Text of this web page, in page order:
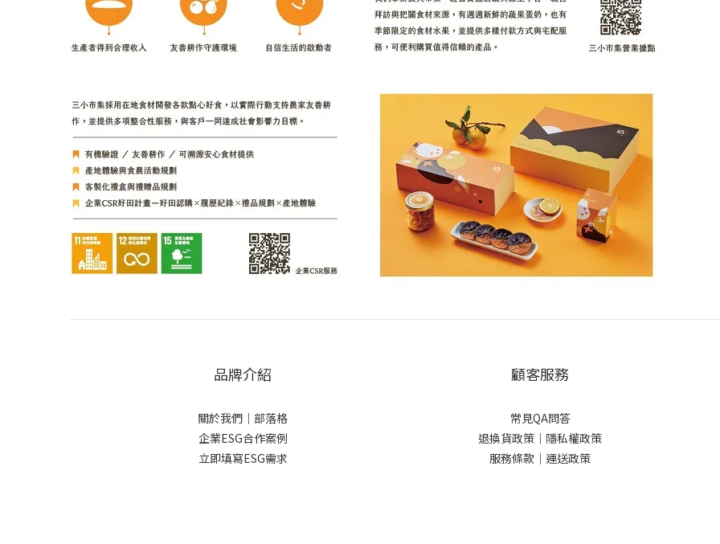
品牌介紹
關於我們 ｜ 部落格
企業ESG合作案例
立即填寫ESG需求
顧客服務
常見QA問答
退換貨政策｜ 隱私權政策
服務條款｜ 運送政策